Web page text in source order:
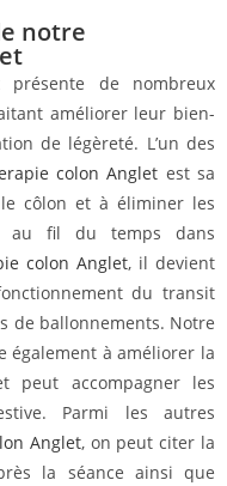
notre
présente de nombreux
améliorer leur bien-
de légèreté. L’un des
colon Anglet est sa
côlon et à éliminer les
au fil du temps dans
colon Anglet, il devient
du transit
de ballonnements. Notre
également à améliorer la
peut accompagner les
Parmi les autres
Anglet, on peut citer la
la séance ainsi que